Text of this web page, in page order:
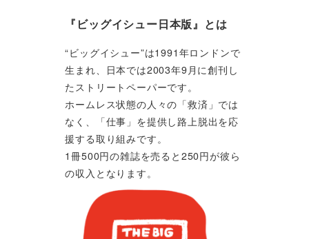
『ビッグイシュー日本版』とは
“ビッグイシュー”は1991年ロンドンで
生まれ、日本では2003年9月に創刊し
たストリートペーパーです。
ホームレス状態の人々の「救済」では
なく、「仕事」を提供し路上脱出を応
援する取り組みです。
1冊500円の雑誌を売ると250円が彼ら
の収入となります。